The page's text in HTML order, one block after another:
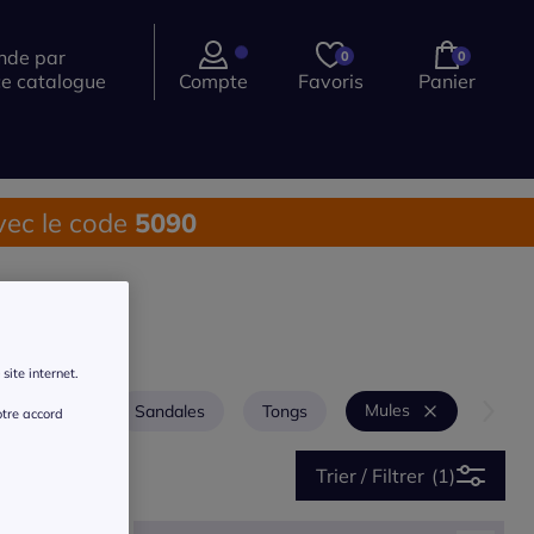
par
catalogue
Compte
0
Favoris
0
Panier
le code 5090
de bain Sandales Tongs Mules
Trier / Filtrer (1)
site internet.
accord